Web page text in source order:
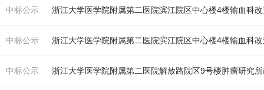
中标公示 浙江大学医学院附属第二医院滨江院区中心楼4楼输血科
中标公示 浙江大学医学院附属第二医院滨江院区中心楼4楼输血科
中标公示 浙江大学医学院附属第二医院解放路院区9号楼肿瘤研究